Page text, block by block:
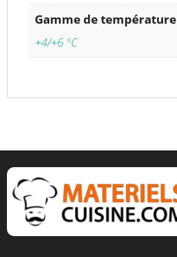
Gamme de température
+4/+6 °C